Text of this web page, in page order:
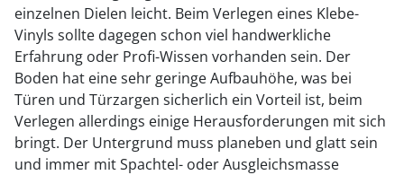
einzelnen Dielen leicht. Beim Verlegen eines Klebe-
Vinyls sollte dagegen schon viel handwerkliche
Erfahrung oder Profi-Wissen vorhanden sein. Der
Boden hat eine sehr geringe Aufbauhöhe, was bei
Türen und Türzargen sicherlich ein Vorteil ist, beim
Verlegen allerdings einige Herausforderungen mit sich
bringt. Der Untergrund muss planeben und glatt sein
und immer mit Spachtel- oder Ausgleichsmasse